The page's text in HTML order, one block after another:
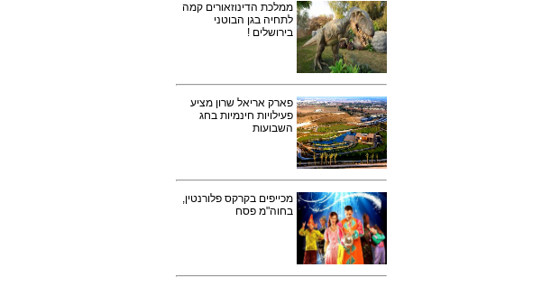
ממלכת הדינוזאורים קמה
לתחיה בגן הבוטני
בירושלים !
פארק אריאל שרון מציע
פעילויות חינמיות בחג
השבועות
מכייפים בקרקס פלורנטין,
בחוה"מ פסח